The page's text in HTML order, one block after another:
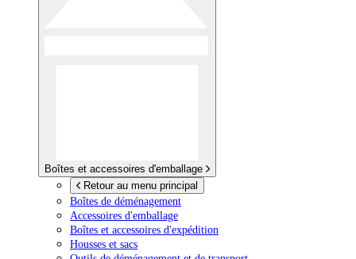
Boîtes et accessoires d'emballage
Retour au menu principal
Boîtes de déménagement
Accessoires d'emballage
Boîtes et accessoires d'expédition
Housses et sacs